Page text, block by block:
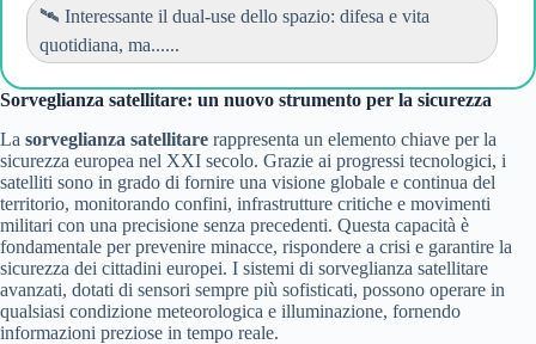
🛰️ Interessante il dual-use dello spazio: difesa e vita
quotidiana, ma......
Sorveglianza satellitare: un nuovo strumento per la sicurezza
La sorveglianza satellitare rappresenta un elemento chiave per la
sicurezza europea nel XXI secolo. Grazie ai progressi tecnologici, i
satelliti sono in grado di fornire una visione globale e continua del
territorio, monitorando confini, infrastrutture critiche e movimenti
militari con una precisione senza precedenti. Questa capacità è
fondamentale per prevenire minacce, rispondere a crisi e garantire la
sicurezza dei cittadini europei. I sistemi di sorveglianza satellitare
avanzati, dotati di sensori sempre più sofisticati, possono operare in
qualsiasi condizione meteorologica e illuminazione, fornendo
informazioni preziose in tempo reale.